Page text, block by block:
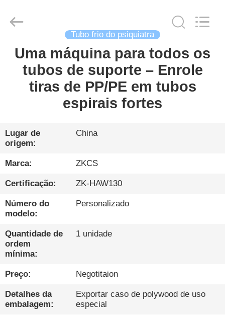
LAR
PRODUTOS
SOBRE
NÓS
VISITA
À
FÁBRICA
CONTROLE
DE
QUALIDADE
CO.,
Tubo frio do psiquiatra
Uma máquina para todos os
tubos de suporte – Enrole
tiras de PP/PE em tubos
espirais fortes
Lugar de
origem:
China
Marca: ZKCS
Certificação: ZK-HAW130
Número do
modelo:
Personalizado
Quantidade de
ordem
mínima:
1 unidade
Preço: Negotitaion
Detalhes da
embalagem:
Exportar caso de polywood de uso
especial